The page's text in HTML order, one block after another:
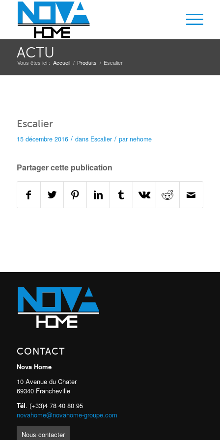
ACTU
Vous êtes ici : Accueil / Produits / Escalier
Escalier
15 décembre 2016 / dans Escalier / par nehome
Partager cette publication
CONTACT
Nova Home
10 Avenue du Chater
69340 Francheville
Tél. (+33)4 78 40 80 95
novahome@novahome-groupe.com
Nous contacter